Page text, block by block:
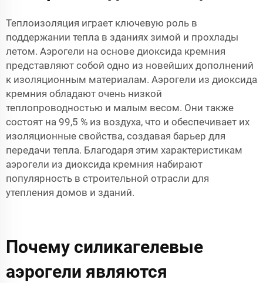
Теплоизоляция играет ключевую роль в
поддержании тепла в зданиях зимой и прохлады
летом. Аэрогели на основе диоксида кремния
представляют собой одно из новейших дополнений
к изоляционным материалам. Аэрогели из диоксида
кремния обладают очень низкой
теплопроводностью и малым весом. Они также
состоят на 99,5 % из воздуха, что и обеспечивает их
изоляционные свойства, создавая барьер для
передачи тепла. Благодаря этим характеристикам
аэрогели из диоксида кремния набирают
популярность в строительной отрасли для
утепления домов и зданий.
Почему силикагелевые
аэрогели являются